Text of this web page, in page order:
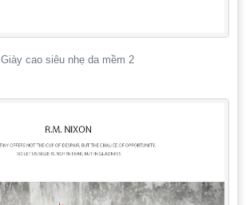
Giày cao siêu nhẹ da mềm 2